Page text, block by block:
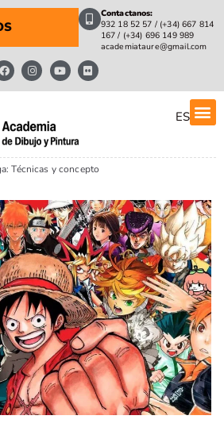
Contactanos:
932 18 52 57 / (+34) 667 814
167 / (+34) 696 149 989
academiataure@gmail.com
ES
Técnicas y concepto